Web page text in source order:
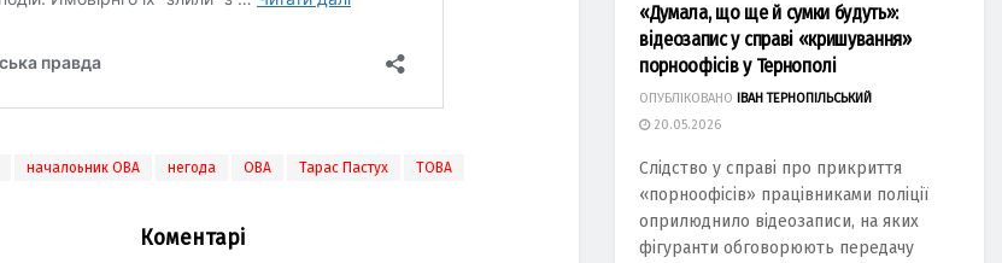
началоьник ОВА негода ОВА Тарас Пастух ТОВА
Коментарі
«Думала, що ще й сумки будуть»:
відеозапис у справі «кришування»
порноофісів у Тернополі
ОПУБЛІКОВАНО
ІВАН ТЕРНОПІЛЬСЬКИЙ
20.05.2026
Слідство у справі про прикриття
«порноофісів» працівниками поліції
оприлюднило відеозаписи, на яких
фігуранти обговорюють передачу